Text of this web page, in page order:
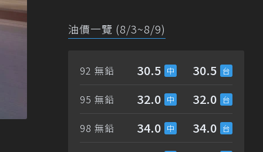
油價一覽 (8/3~8/9)
92 無鉛 30.5 30.5
95 無鉛 32.0 32.0
98 無鉛 34.0 34.0